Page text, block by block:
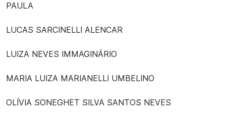
PAULA
LUCAS SARCINELLI ALENCAR
LUIZA NEVES IMMAGINÁRIO
MARIA LUIZA MARIANELLI UMBELINO
OLÍVIA SONEGHET SILVA SANTOS NEVES